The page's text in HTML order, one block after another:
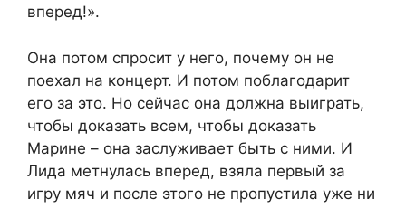
вперед!».
Она потом спросит у него, почему он не
поехал на концерт. И потом поблагодарит
его за это. Но сейчас она должна выиграть,
чтобы доказать всем, чтобы доказать
Марине – она заслуживает быть с ними. И
Лида метнулась вперед, взяла первый за
игру мяч и после этого не пропустила уже ни